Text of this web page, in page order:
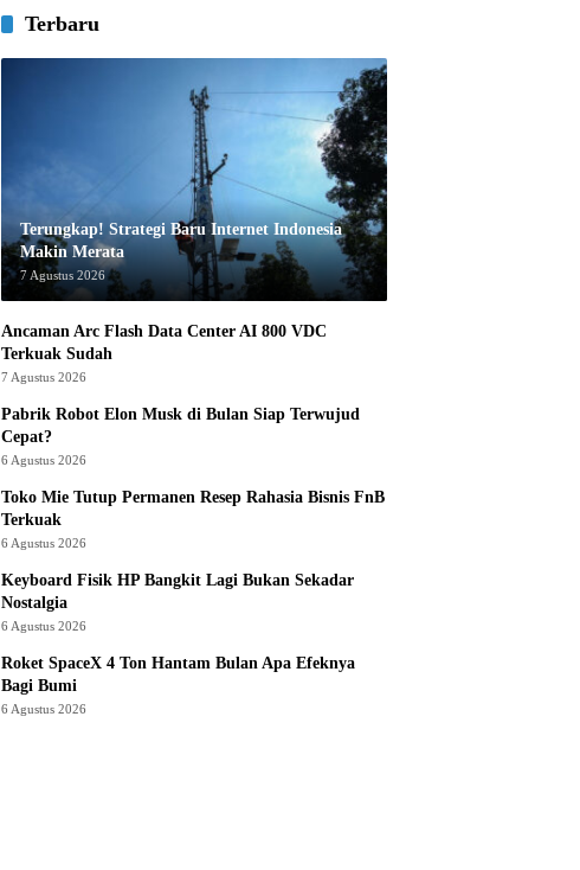
Terbaru
Terungkap! Strategi Baru Internet Indonesia
Makin Merata
7 Agustus 2026
Ancaman Arc Flash Data Center AI 800 VDC
Terkuak Sudah
7 Agustus 2026
Pabrik Robot Elon Musk di Bulan Siap Terwujud
Cepat?
6 Agustus 2026
Toko Mie Tutup Permanen Resep Rahasia Bisnis FnB
Terkuak
6 Agustus 2026
Keyboard Fisik HP Bangkit Lagi Bukan Sekadar
Nostalgia
6 Agustus 2026
Roket SpaceX 4 Ton Hantam Bulan Apa Efeknya
Bagi Bumi
6 Agustus 2026